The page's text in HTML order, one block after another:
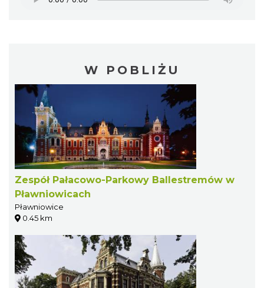
W POBLIŻU
Zespół Pałacowo-Parkowy Ballestremów w
Pławniowicach
Pławniowice
0.45 km